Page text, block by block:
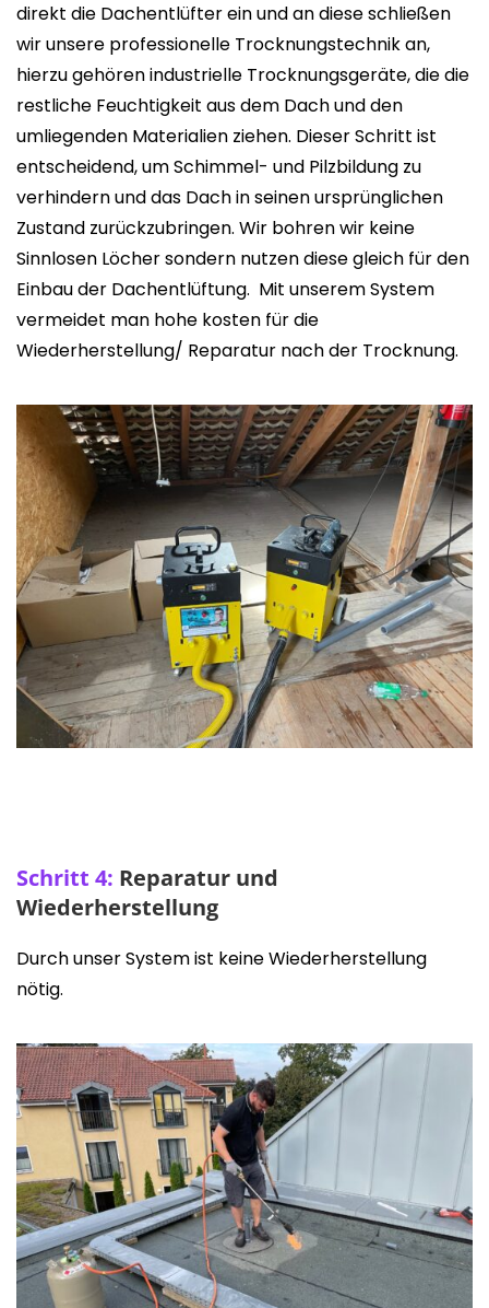
direkt die Dachentlüfter ein und an diese schließen
wir unsere professionelle Trocknungstechnik an,
hierzu gehören industrielle Trocknungsgeräte, die die
restliche Feuchtigkeit aus dem Dach und den
umliegenden Materialien ziehen. Dieser Schritt ist
entscheidend, um Schimmel- und Pilzbildung zu
verhindern und das Dach in seinen ursprünglichen
Zustand zurückzubringen. Wir bohren wir keine
Sinnlosen Löcher sondern nutzen diese gleich für den
Einbau der Dachentlüftung. Mit unserem System
vermeidet man hohe kosten für die
Wiederherstellung/ Reparatur nach der Trocknung.
Schritt 4: Reparatur und
Wiederherstellung
Durch unser System ist keine Wiederherstellung
nötig.